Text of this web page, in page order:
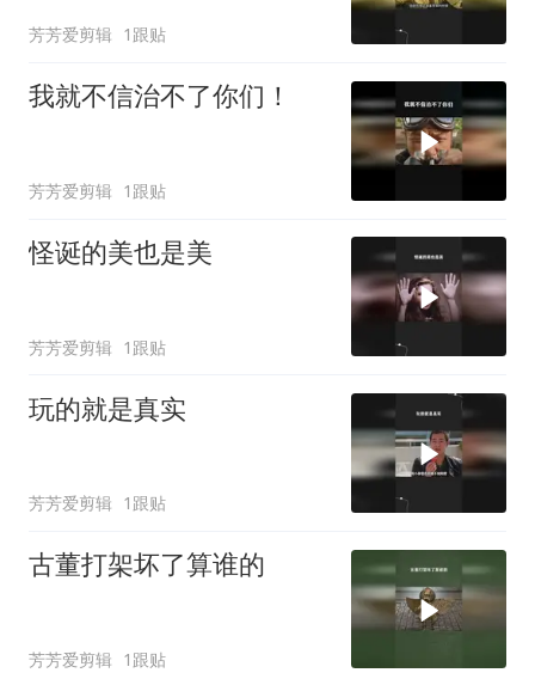
芳芳爱剪辑 1跟贴
我就不信治不了你们！
芳芳爱剪辑 1跟贴
怪诞的美也是美
芳芳爱剪辑 1跟贴
玩的就是真实
芳芳爱剪辑 1跟贴
古董打架坏了算谁的
芳芳爱剪辑 1跟贴